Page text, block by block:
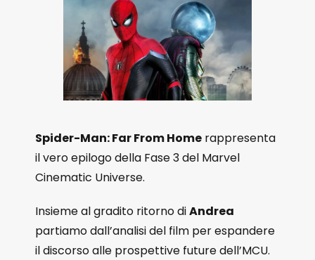
Spider-Man: Far From Home rappresenta
il vero epilogo della Fase 3 del Marvel
Cinematic Universe.
Insieme al gradito ritorno diAndrea
partiamo dall’analisi del film per espandere
il discorso alle prospettive future dell’MCU.